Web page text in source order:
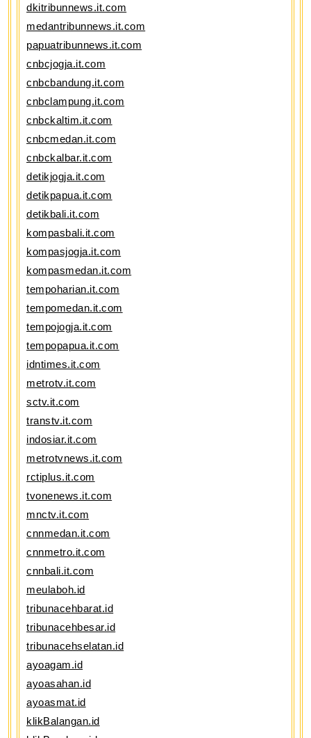
dkitribunnews.it.com
medantribunnews.it.com
papuatribunnews.it.com
cnbcjogja.it.com
cnbcbandung.it.com
cnbclampung.it.com
cnbckaltim.it.com
cnbcmedan.it.com
cnbckalbar.it.com
detikjogja.it.com
detikpapua.it.com
detikbali.it.com
kompasbali.it.com
kompasjogja.it.com
kompasmedan.it.com
tempoharian.it.com
tempomedan.it.com
tempojogja.it.com
tempopapua.it.com
idntimes.it.com
metrotv.it.com
sctv.it.com
transtv.it.com
indosiar.it.com
metrotvnews.it.com
rctiplus.it.com
tvonenews.it.com
mnctv.it.com
cnnmedan.it.com
cnnmetro.it.com
cnnbali.it.com
meulaboh.id
tribunacehbarat.id
tribunacehbesar.id
tribunacehselatan.id
ayoagam.id
ayoasahan.id
ayoasmat.id
klikBalangan.id